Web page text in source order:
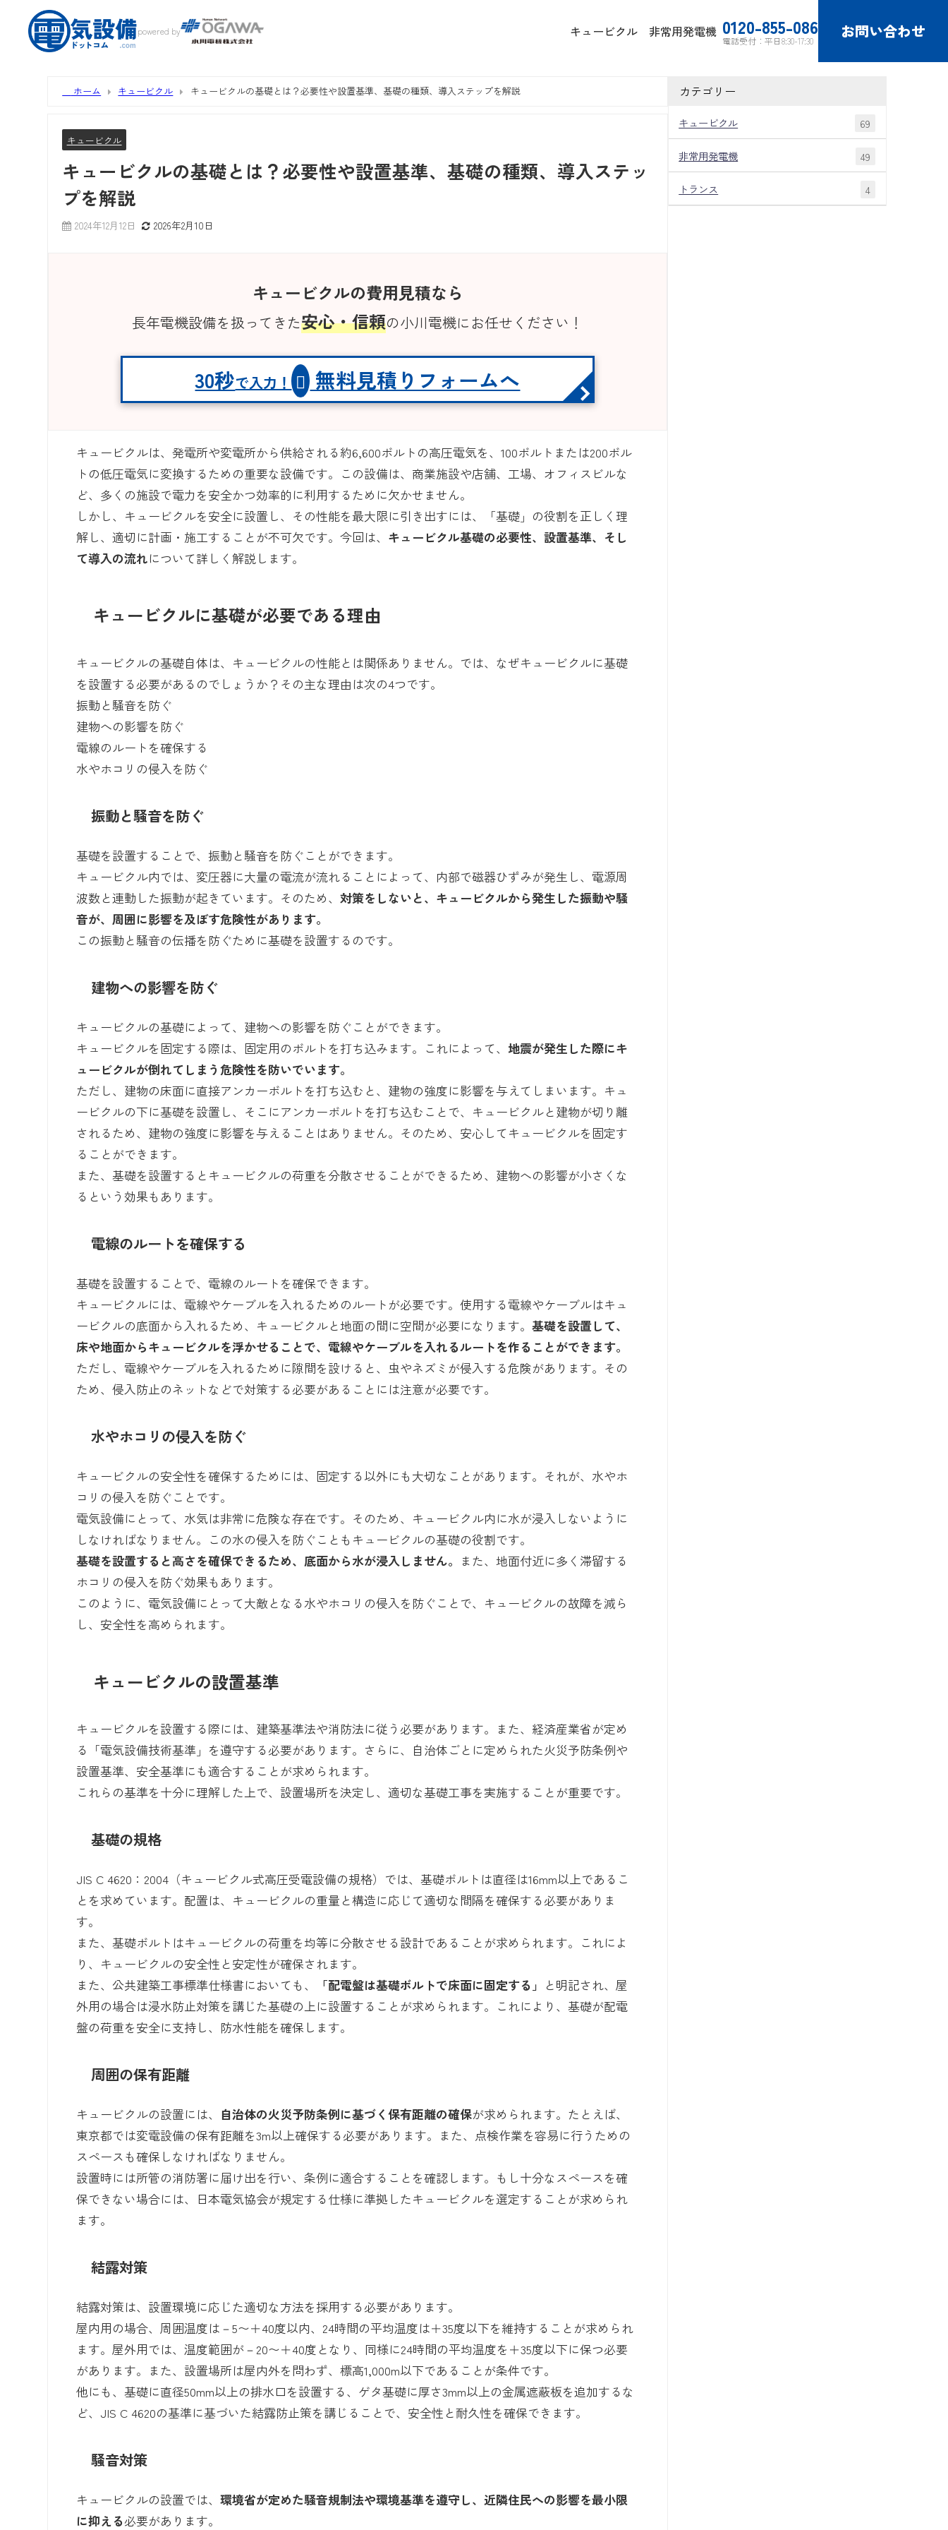
powered by キュービクル 非常用発電機 0120-855-086
電話受付：平日8:30-17:30 お問い合わせ
ホーム キュービクル キュービクルの基礎とは？必要性や設置基準、基礎の種類、導入ステップを解説
キュービクル
キュービクルの基礎とは？必要性や設置基準、基礎の種類、導入ステッ
プを解説
2024年12月12日 2026年2月10日
キュービクルの費用見積なら
長年電機設備を扱ってきた安心・信頼の小川電機にお任せください！
30秒で入力！ 無料見積りフォームへ
キュービクルは、発電所や変電所から供給される約6,600ボルトの高圧電気を、100ボルトまたは200ボル
トの低圧電気に変換するための重要な設備です。この設備は、商業施設や店舗、工場、オフィスビルな
ど、多くの施設で電力を安全かつ効率的に利用するために欠かせません。
しかし、キュービクルを安全に設置し、その性能を最大限に引き出すには、「基礎」の役割を正しく理
解し、適切に計画・施工することが不可欠です。今回は、 キュービクル基礎の必要性、設置基準、そし
て導入の流れについて詳しく解説します。
キュービクルに基礎が必要である理由
キュービクルの基礎自体は、キュービクルの性能とは関係ありません。では、なぜキュービクルに基礎
を設置する必要があるのでしょうか？その主な理由は次の4つです。
振動と騒音を防ぐ
建物への影響を防ぐ
電線のルートを確保する
水やホコリの侵入を防ぐ
振動と騒音を防ぐ
基礎を設置することで、振動と騒音を防ぐことができます。
キュービクル内では、変圧器に大量の電流が流れることによって、内部で磁器ひずみが発生し、電源周
波数と連動した振動が起きています。そのため、対策をしないと、キュービクルから発生した振動や騒
音が、周囲に影響を及ぼす危険性があります。
この振動と騒音の伝播を防ぐために基礎を設置するのです。
建物への影響を防ぐ
キュービクルの基礎によって、建物への影響を防ぐことができます。
キュービクルを固定する際は、固定用のボルトを打ち込みます。これによって、 地震が発生した際にキ
ュービクルが倒れてしまう危険性を防いでいます。
ただし、建物の床面に直接アンカーボルトを打ち込むと、建物の強度に影響を与えてしまいます。キュ
ービクルの下に基礎を設置し、そこにアンカーボルトを打ち込むことで、キュービクルと建物が切り離
されるため、建物の強度に影響を与えることはありません。そのため、安心してキュービクルを固定す
ることができます。
また、基礎を設置するとキュービクルの荷重を分散させることができるため、建物への影響が小さくな
るという効果もあります。
電線のルートを確保する
基礎を設置することで、電線のルートを確保できます。
キュービクルには、電線やケーブルを入れるためのルートが必要です。使用する電線やケーブルはキュ
ービクルの底面から入れるため、キュービクルと地面の間に空間が必要になります。基礎を設置して、
床や地面からキュービクルを浮かせることで、電線やケーブルを入れるルートを作ることができます。
ただし、電線やケーブルを入れるために隙間を設けると、虫やネズミが侵入する危険があります。その
ため、侵入防止のネットなどで対策する必要があることには注意が必要です。
水やホコリの侵入を防ぐ
キュービクルの安全性を確保するためには、固定する以外にも大切なことがあります。それが、水やホ
コリの侵入を防ぐことです。
電気設備にとって、水気は非常に危険な存在です。そのため、キュービクル内に水が浸入しないように
しなければなりません。この水の侵入を防ぐこともキュービクルの基礎の役割です。
基礎を設置すると高さを確保できるため、底面から水が浸入しません。 また、地面付近に多く滞留する
ホコリの侵入を防ぐ効果もあります。
このように、電気設備にとって大敵となる水やホコリの侵入を防ぐことで、キュービクルの故障を減ら
し、安全性を高められます。
キュービクルの設置基準
キュービクルを設置する際には、建築基準法や消防法に従う必要があります。また、経済産業省が定め
る「電気設備技術基準」を遵守する必要があります。さらに、自治体ごとに定められた火災予防条例や
設置基準、安全基準にも適合することが求められます。
これらの基準を十分に理解した上で、設置場所を決定し、適切な基礎工事を実施することが重要です。
基礎の規格
JIS C 4620：2004（キュービクル式高圧受電設備の規格）では、基礎ボルトは直径は16mm以上であるこ
とを求めています。配置は、キュービクルの重量と構造に応じて適切な間隔を確保する必要がありま
す。
また、基礎ボルトはキュービクルの荷重を均等に分散させる設計であることが求められます。これによ
り、キュービクルの安全性と安定性が確保されます。
また、公共建築工事標準仕様書においても、
「配電盤は基礎ボルトで床面に固定する」 と明記され、屋
外用の場合は浸水防止対策を講じた基礎の上に設置することが求められます。これにより、基礎が配電
盤の荷重を安全に支持し、防水性能を確保します。
周囲の保有距離
キュービクルの設置には、 自治体の火災予防条例に基づく保有距離の確保が求められます。たとえば、
東京都では変電設備の保有距離を3m以上確保する必要があります。また、点検作業を容易に行うための
スペースも確保しなければなりません。
設置時には所管の消防署に届け出を行い、条例に適合することを確認します。もし十分なスペースを確
保できない場合には、日本電気協会が規定する仕様に準拠したキュービクルを選定することが求められ
ます。
結露対策
結露対策は、設置環境に応じた適切な方法を採用する必要があります。
屋内用の場合、周囲温度は－5〜＋40度以内、24時間の平均温度は＋35度以下を維持することが求められ
ます。屋外用では、温度範囲が－20〜＋40度となり、同様に24時間の平均温度を＋35度以下に保つ必要
があります。また、設置場所は屋内外を問わず、標高1,000m以下であることが条件です。
他にも、基礎に直径50mm以上の排水口を設置する、ゲタ基礎に厚さ3mm以上の金属遮蔽板を追加するな
ど、JIS C 4620の基準に基づいた結露防止策を講じることで、安全性と耐久性を確保できます。
騒音対策
キュービクルの設置では、環境省が定めた騒音規制法や環境基準を遵守し、近隣住民への影響を最小限
に抑える必要があります。
カテゴリー
キュービクル 69
非常用発電機 49
トランス 4